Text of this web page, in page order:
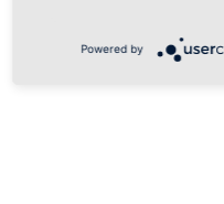
Powered by